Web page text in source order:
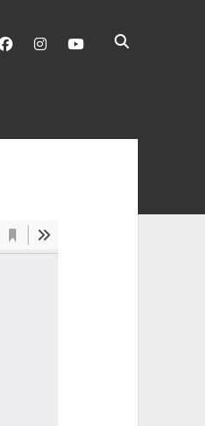
facebookinstagramyoutube